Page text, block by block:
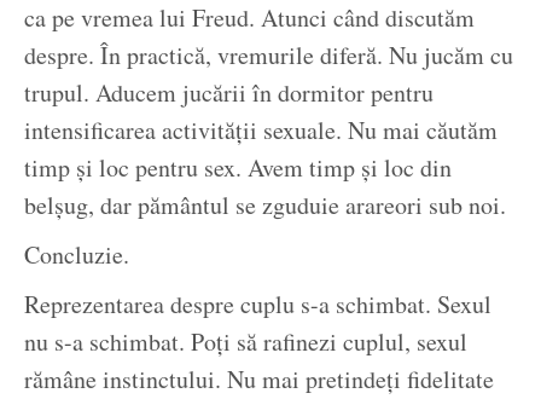
ca pe vremea lui Freud. Atunci când discutăm
despre. În practică, vremurile diferă. Nu jucăm cu
trupul. Aducem jucării în dormitor pentru
intensificarea activității sexuale. Nu mai căutăm
timp și loc pentru sex. Avem timp și loc din
belșug, dar pământul se zguduie arareori sub noi.
Concluzie.
Reprezentarea despre cuplu s-a schimbat. Sexul
nu s-a schimbat. Poți să rafinezi cuplul, sexul
rămâne instinctului. Nu mai pretindeți fidelitate